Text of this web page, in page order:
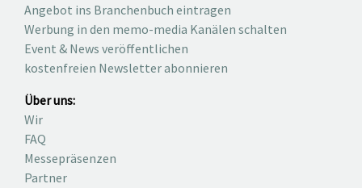
Angebot ins Branchenbuch eintragen
Werbung in den memo-media Kanälen schalten
Event & News veröffentlichen
kostenfreien Newsletter abonnieren
Über uns:
Wir
FAQ
Messepräsenzen
Partner